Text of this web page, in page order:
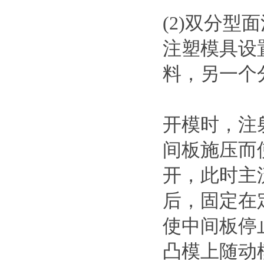
(2)双分型
注塑模具设
料，另一个
开模时，注
间板施压
开，此时主
后，固定
使中间板停
凸模上随动